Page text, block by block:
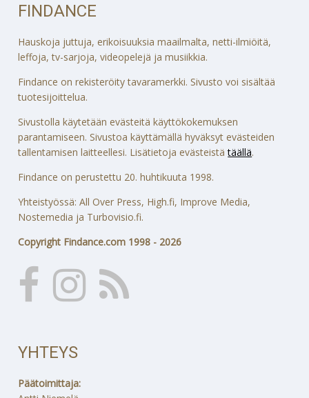
FINDANCE
Hauskoja juttuja, erikoisuuksia maailmalta, netti-ilmiöitä,
leffoja, tv-sarjoja, videopelejä ja musiikkia.
Findance on rekisteröity tavaramerkki. Sivusto voi sisältää
tuotesijoittelua.
Sivustolla käytetään evästeitä käyttökokemuksen
parantamiseen. Sivustoa käyttämällä hyväksyt evästeiden
tallentamisen laitteellesi. Lisätietoja evästeistätäällä.
Findance on perustettu 20. huhtikuuta 1998.
Yhteistyössä: All Over Press, High.fi, Improve Media,
Nostemedia ja Turbovisio.fi.
Copyright Findance.com 1998 - 2026
YHTEYS
Päätoimittaja: